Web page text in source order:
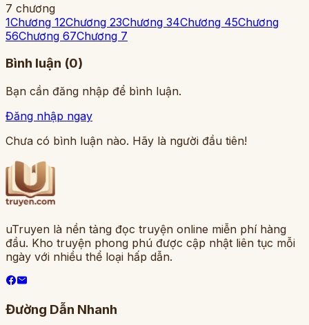
7 chương
1Chương 12Chương 23Chương 34Chương 45Chương
56Chương 67Chương 7
Bình luận (0)
Bạn cần đăng nhập để bình luận.
Đăng nhập ngay
Chưa có bình luận nào. Hãy là người đầu tiên!
uTruyen là nền tảng đọc truyện online miễn phí hàng
đầu. Kho truyện phong phú được cập nhật liên tục mỗi
ngày với nhiều thể loại hấp dẫn.
Đường Dẫn Nhanh